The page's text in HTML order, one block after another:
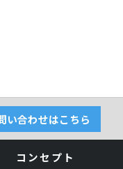
い合わせはこちら
コンセプト